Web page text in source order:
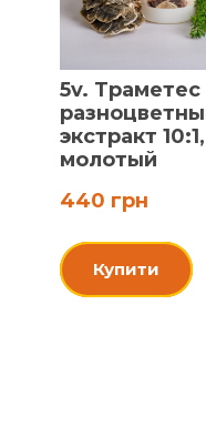
5v. Траметес
экстракт 10:1,
молотый
440 грн
Купити